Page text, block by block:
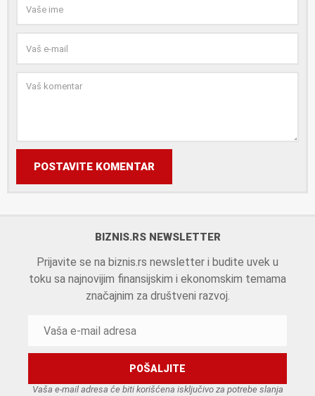
POSTAVITE KOMENTAR
BIZNIS.RS NEWSLETTER
Prijavite se na biznis.rs newsletter i budite uvek u
toku sa najnovijim finansijskim i ekonomskim temama
značajnim za društveni razvoj.
Vaša e-mail adresa će biti korišćena isključivo za potrebe slanja